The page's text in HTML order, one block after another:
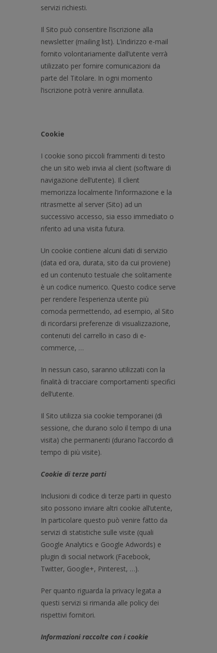
servizi richiesti.
Il Sito può consentire l’iscrizione alla
newsletter (mailing list). L’indirizzo e-mail
fornito volontariamente dall’utente verrà
utilizzato per fornire comunicazioni da
parte del Titolare. In ogni momento
l’iscrizione potrà venire annullata.
Cookie
I cookie sono piccoli frammenti di testo
che un sito web invia al client (software di
navigazione dell’utente). Il client
memorizza localmente l’informazione e la
ritrasmette al server (Sito) ad un
successivo accesso, sia esso immediato o
riferito ad una visita futura.
Un cookie contiene alcuni dati di servizio
(data ed ora, durata, sito da cui proviene)
ed un contenuto testuale che solitamente
è un codice numerico. Questo codice serve
per rendere l’esperienza utente più
comoda permettendo, ad esempio, al Sito
di ricordarsi preferenze di visualizzazione,
contenuti del carrello in caso di e-
commerce, …
In nessun caso, saranno utilizzati con la
finalità di tracciare comportamenti specifici
dell’utente.
Il Sito utilizza sia cookie temporanei (di
sessione, che durano solo il tempo di una
visita) che permanenti (durano l’accordo di
tempo di più visite).
Cookie di terze parti
Inclusioni di codice di terze parti in questo
sito possono inviare altri cookie all’utente,
In particolare questo può venire fatto da
servizi di statistiche sulle visite (quali
Google Analytics e Google Adwords) e
plugin di social network (Facebook,
Twitter, Google+, Pinterest, …).
Per quanto riguarda la privacy legata a
questi servizi si rimanda alle policy dei
rispettivi fornitori.
Informazioni raccolte con i cookie